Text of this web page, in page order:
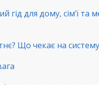
гід для дому, сім’ї та
Що чекає на систему